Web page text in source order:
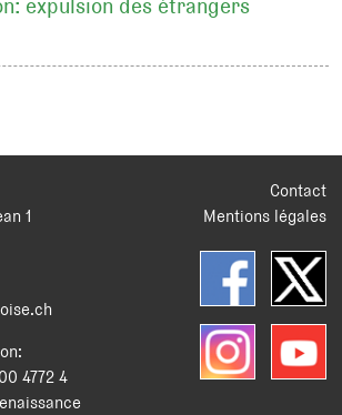
Contact
Mentions légales
1
4772 4